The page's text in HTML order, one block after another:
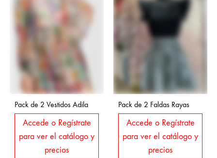
Pack de 2 Vestidos Adila
Accede o Regístrate
para ver el catálogo y
precios
Pack de 2 Faldas Rayas
Accede o Regístrate
para ver el catálogo y
precios